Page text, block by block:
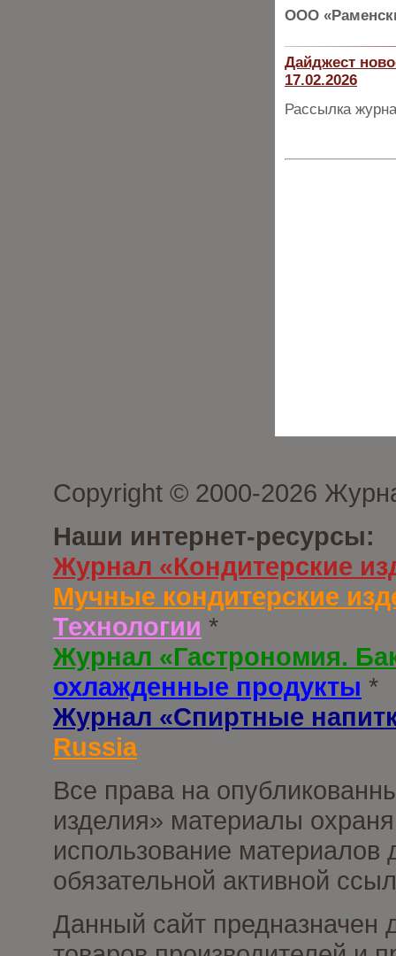
ООО
Дайджест
17.02.2026
Рассылка
Copyright © 2000-2026
Наши интернет-ресурсы:
Журнал «Кондитерские
Мучные кондитерские
Технологии *
Журнал «Гастрономия.
охлажденные продукты *
Журнал «Спиртные
Russia
Все права на
изделия» материалы
использование материалов
обязательной активной
Данный сайт предназначен